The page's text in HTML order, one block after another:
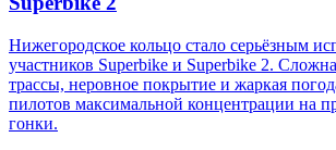
Нижегородское кольцо стало серьёзным
участников Superbike и Superbike 2.
трассы, неровное покрытие и жаркая
пилотов максимальной концентрации на
гонки.